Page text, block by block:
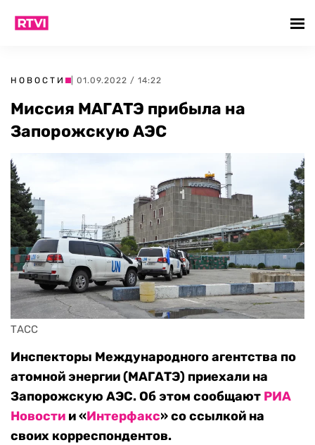
НОВОСТИ | 01.09.2022 / 14:22
Миссия МАГАТЭ прибыла на
Запорожскую АЭС
ТАСС
Инспекторы Международного агентства по
атомной энергии (МАГАТЭ) приехали на
Запорожскую АЭС. Об этом сообщают РИА
Новости и «Интерфакс» со ссылкой на
своих корреспондентов.